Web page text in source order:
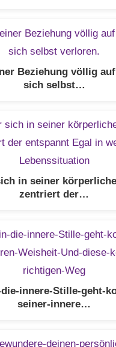
Beziehung völlig
sich selbst…
in seiner
zentriert der…
innere-Stille-geht-
seiner-innere…